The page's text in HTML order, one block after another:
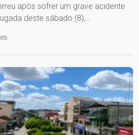
após sofrer um grave acidente
deste sábado (8),…